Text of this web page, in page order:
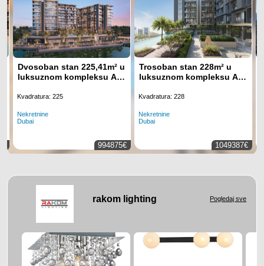
Dvosoban stan 225,41m² u
luksuznom kompleksu Art
Kvadratura: 225
Nekretnine
Dubai
994875€
Trosoban stan 228m² u
luksuznom kompleksu Art
Kvadratura: 228
Nekretnine
Dubai
1049387€
rakom lighting Pogledaj sve